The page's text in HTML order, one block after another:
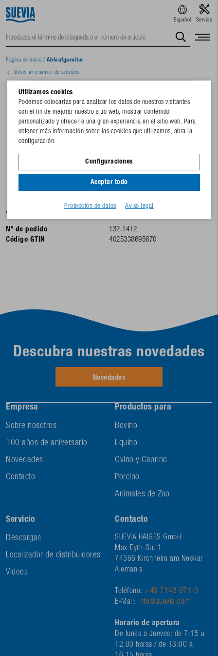
Español Service
Página de inicio / Ablaufgarnitur
Volver al resumen de artículos
Ablaufgarnitur
Nº de pedido
132.1412
Código GTIN
4025338695670
Empresa
Sobre nosotros
100 años de aniversario
Novedades
Contacto
Productos para
Bovino
Equino
Ovino y Caprino
Porcino
Animales de Zoo
Servicio
Descargas
Localizador de distribuidores
Videos
Contacto
SUEVIA HAIGES GmbH
Max-Eyth-Str. 1
74366 Kirchheim am Neckar
Alemania
Teléfono: +49 7143 971-0
E-Mail: info@suevia.com
Horario de apertura
De lunes a Jueves: de 7:15 a
12:00 horas / de 13:00 a
Descubra nuestras novedades
Novedades
Utilizamos cookies
Podemos colocarlas para analizar los datos de nuestros visitantes
con el fin de mejorar nuestro sitio web, mostrar contenido
personalizado y ofrecerle una gran experiencia en el sitio web. Para
obtener más información sobre las cookies que utilizamos, abra la
configuración.
Configuraciones
Aceptar todo
Protección de datos Aviso legal